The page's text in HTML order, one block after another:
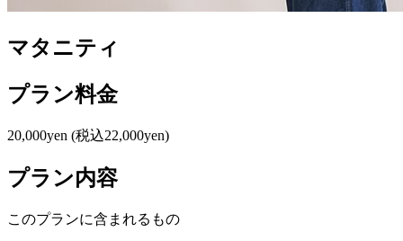
マタニティ
プラン料金
20,000yen (税込22,000yen)
プラン内容
このプランに含まれるもの